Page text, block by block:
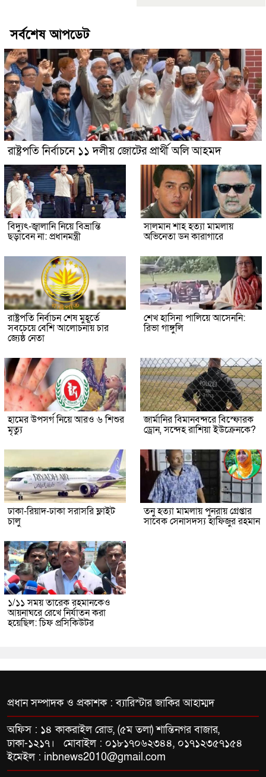
সর্বশেষ আপডেট
রাষ্ট্রপতি নির্বাচনে ১১ দলীয় জোটের প্রার্থী অলি আহমদ
বিদ্যুৎ-জ্বালানি নিয়ে বিভ্রান্তি
ছড়াবেন না: প্রধানমন্ত্রী
সালমান শাহ হত্যা মামলায়
অভিনেতা ডন কারাগারে
রাষ্ট্রপতি নির্বাচন শেষ মুহূর্তে
সবচেয়ে বেশি আলোচনায় চার
জ্যেষ্ঠ নেতা
শেখ হাসিনা পালিয়ে আসেননি:
রিভা গাঙ্গুলি
হামের উপসর্গ নিয়ে আরও ৬ শিশুর
মৃত্যু
জার্মানির বিমানবন্দরে বিস্ফোরক
ড্রোন, সন্দেহ রাশিয়া ইউক্রেনকে?
ঢাকা-রিয়াদ-ঢাকা সরাসরি ফ্লাইট
চালু
তনু হত্যা মামলায় পুনরায় গ্রেপ্তার
সাবেক সেনাসদস্য হাফিজুর রহমান
১/১১ সময় তারেক রহমানকেও
আয়নাঘরে রেখে নির্যাতন করা
হয়েছিল: চিফ প্রসিকিউটর
প্রধান সম্পাদক ও প্রকাশক : ব্যারিস্টার জাকির আহাম্মদ
অফিস : ১৪ কাকরাইল রোড, (৫ম তলা) শান্তিনগর বাজার,
ঢাকা-১২১৭। মোবাইল : ০১৮১৭০৬২৩৪৪, ০১৭১২৩৫৭১৫৪
ইমেইল : inbnews2010@gmail.com